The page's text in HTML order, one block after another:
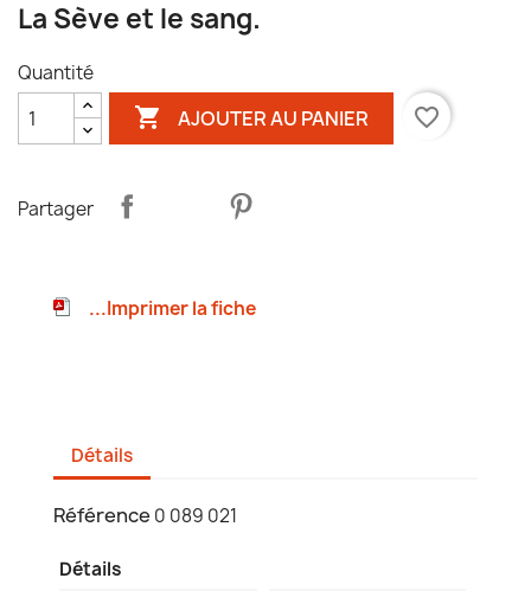
La Sève et le sang.
Quantité
 AJOUTER AU PANIER favorite_border
Partager
...Imprimer la fiche
Détails
Référence 0 089 021
Détails